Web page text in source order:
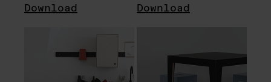
Download Download